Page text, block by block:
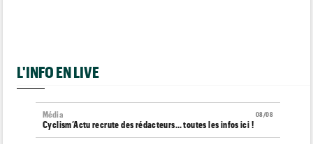
L'INFO EN LIVE
08/08
Média
Cyclism’Actu recrute des rédacteurs… toutes les infos ici !